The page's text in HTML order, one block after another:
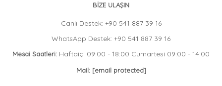
BİZE ULAŞIN
Canlı Destek: +90 541 887 39 16
WhatsApp Destek: +90 541 887 39 16
Mesai Saatleri: Haftaiçi 09:00 - 18:00 Cumartesi 09:00 - 14:00
Mail: [email protected]